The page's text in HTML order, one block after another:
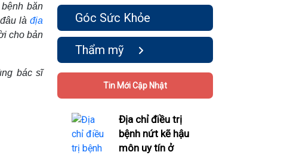
băn
là địa
cho bản
bác sĩ
Góc Sức Khỏe
Thẩm mỹ
Tin Mới Cập Nhật
Địa chỉ điều trị
bệnh nứt kẽ hậu
môn uy tín ở